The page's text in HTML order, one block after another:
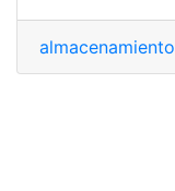
almacenamiento